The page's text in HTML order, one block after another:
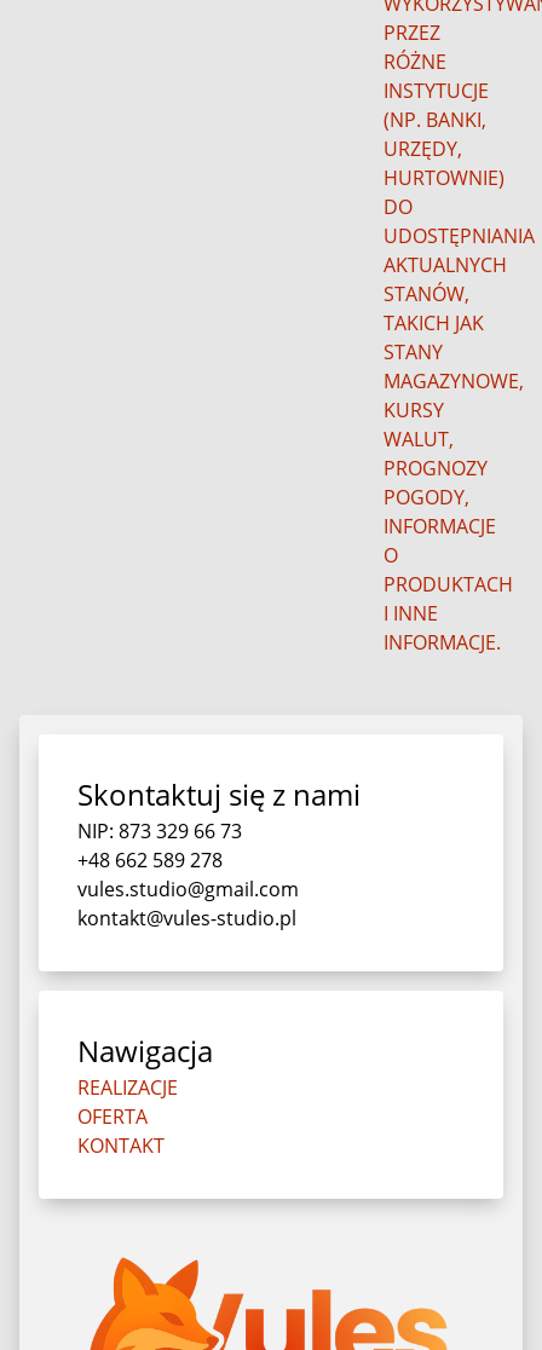
PRZEZ
RÓŻNE
INSTYTUCJE
(NP. BANKI,
URZĘDY,
HURTOWNIE)
DO
UDOSTĘPNIANIA
AKTUALNYCH
STANÓW,
TAKICH JAK
STANY
MAGAZYNOWE,
KURSY
WALUT,
PROGNOZY
POGODY,
INFORMACJE
O
PRODUKTACH
I INNE
INFORMACJE.
Skontaktuj się z nami
NIP: 873 329 66 73
+48 662 589 278
vules.studio@gmail.com
kontakt@vules-studio.pl
Nawigacja
REALIZACJE
OFERTA
KONTAKT